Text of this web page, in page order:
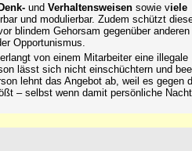
und Verhaltensweisen sowie viele
und modulierbar. Zudem schützt
blindem Gehorsam gegenüber
Opportunismus.
von einem Mitarbeiter eine illegale
lässt sich nicht einschüchtern und
lehnt das Angebot ab, weil es gegen
– selbst wenn damit persönliche